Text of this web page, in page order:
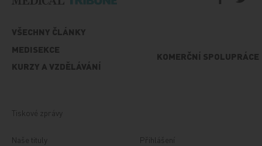
VŠECHNY ČLÁNKY
MEDISEKCE
KURZY A VZDĚLÁVÁNÍ
KOMERČNÍ SPOLUPRÁCE
Tiskové zprávy
Naše tituly
Přihlášení